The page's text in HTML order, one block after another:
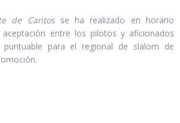
de Cantosse ha realizado en horario
entre los pilotos y aficionados
para el regional de slalom de